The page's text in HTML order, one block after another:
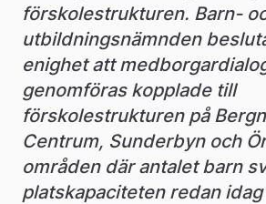
förskolestrukturen. Barn-
utbildningsnämnden
enighet att
genomföras kopplade till
förskolestrukturen på
Centrum, Sunderbyn och
områden där antalet barn
platskapaciteten redan